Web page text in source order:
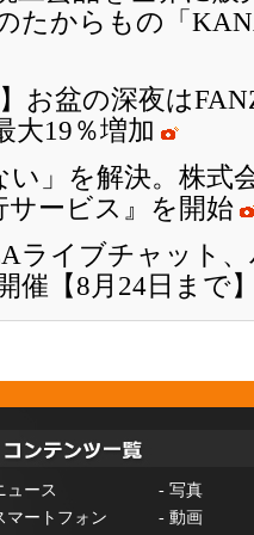
のたからもの「
お盆の深夜は
大19％増加
い」を解決。株式
サービス』を開始
ライブチャット
催【8月24日まで
ュース - 写真
マートフォン - 動画